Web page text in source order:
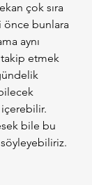
çok sıra
önce bunlara
aynı
takip etmek
içerebilir.
bile bu